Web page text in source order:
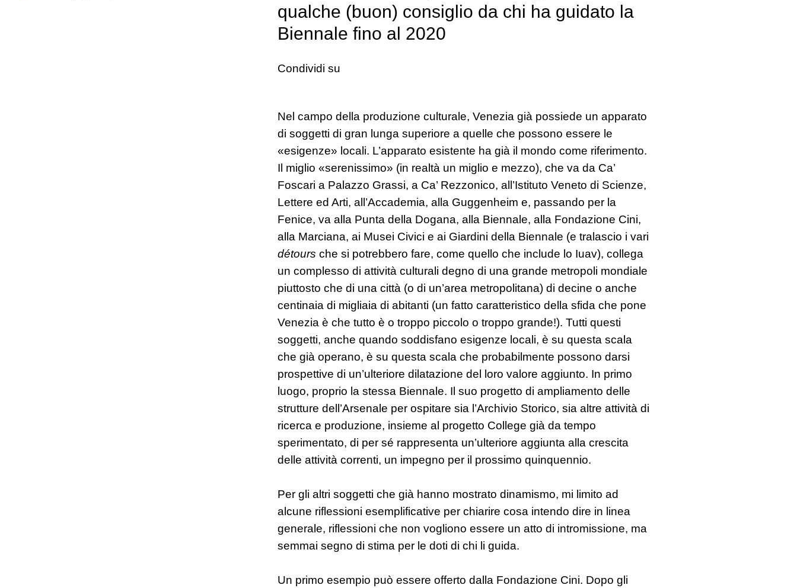
qualche (buon) consiglio da chi ha guidato la
Biennale fino al 2020
Condividi su
Nel campo della produzione culturale, Venezia già possiede un apparato
di soggetti di gran lunga superiore a quelle che possono essere le
«esigenze» locali. L’apparato esistente ha già il mondo come riferimento.
Il miglio «serenissimo» (in realtà un miglio e mezzo), che va da Ca’
Foscari a Palazzo Grassi, a Ca’ Rezzonico, all’Istituto Veneto di Scienze,
Lettere ed Arti, all’Accademia, alla Guggenheim e, passando per la
Fenice, va alla Punta della Dogana, alla Biennale, alla Fondazione Cini,
alla Marciana, ai Musei Civici e ai Giardini della Biennale (e tralascio i vari
détours che si potrebbero fare, come quello che include lo Iuav), collega
un complesso di attività culturali degno di una grande metropoli mondiale
piuttosto che di una città (o di un’area metropolitana) di decine o anche
centinaia di migliaia di abitanti (un fatto caratteristico della sfida che pone
Venezia è che tutto è o troppo piccolo o troppo grande!). Tutti questi
soggetti, anche quando soddisfano esigenze locali, è su questa scala
che già operano, è su questa scala che probabilmente possono darsi
prospettive di un’ulteriore dilatazione del loro valore aggiunto. In primo
luogo, proprio la stessa Biennale. Il suo progetto di ampliamento delle
strutture dell’Arsenale per ospitare sia l’Archivio Storico, sia altre attività di
ricerca e produzione, insieme al progetto College già da tempo
sperimentato, di per sé rappresenta un’ulteriore aggiunta alla crescita
delle attività correnti, un impegno per il prossimo quinquennio.
Per gli altri soggetti che già hanno mostrato dinamismo, mi limito ad
alcune riflessioni esemplificative per chiarire cosa intendo dire in linea
generale, riflessioni che non vogliono essere un atto di intromissione, ma
semmai segno di stima per le doti di chi li guida.
Un primo esempio può essere offerto dalla Fondazione Cini. Dopo gli